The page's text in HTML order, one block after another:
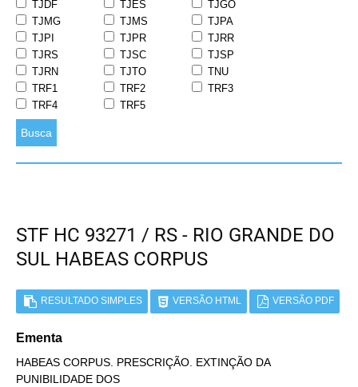
TJDF
TJES
TJGO
TJMG
TJMS
TJPA
TJPI
TJPR
TJRR
TJRS
TJSC
TJSP
TJRN
TJTO
TNU
TRF1
TRF2
TRF3
TRF4
TRF5
Busca
STF HC 93271 / RS - RIO GRANDE DO
SUL HABEAS CORPUS
RESULTADO SIMPLES VERSÃO HTML VERSÃO PDF
Ementa
HABEAS CORPUS. PRESCRIÇÃO. EXTINÇÃO DA
PUNIBILIDADE DOS